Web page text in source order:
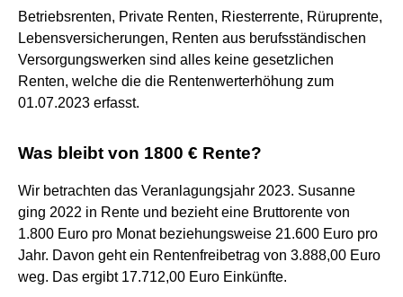
Betriebsrenten, Private Renten, Riesterrente, Rüruprente,
Lebensversicherungen, Renten aus berufsständischen
Versorgungswerken sind alles keine gesetzlichen
Renten, welche die die Rentenwerterhöhung zum
01.07.2023 erfasst.
Was bleibt von 1800 € Rente?
Wir betrachten das Veranlagungsjahr 2023. Susanne
ging 2022 in Rente und bezieht eine Bruttorente von
1.800 Euro pro Monat beziehungsweise 21.600 Euro pro
Jahr. Davon geht ein Rentenfreibetrag von 3.888,00 Euro
weg. Das ergibt 17.712,00 Euro Einkünfte.